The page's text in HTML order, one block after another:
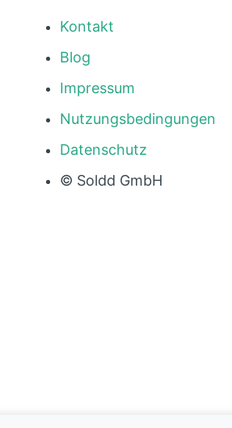
Kontakt
Blog
Impressum
Nutzungsbedingungen
Datenschutz
© Soldd GmbH